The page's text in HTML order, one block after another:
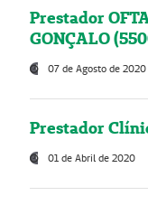
Prestador
GONÇALO
07 de Agosto de 2020
Prestador
01 de Abril de 2020